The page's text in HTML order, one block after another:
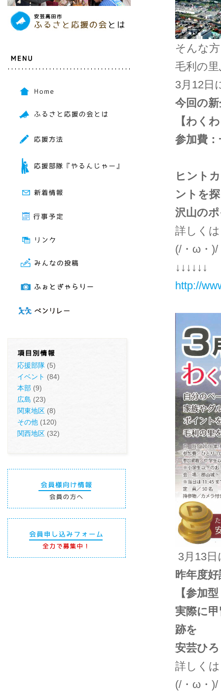
応援部隊 (5)
イベント (84)
本部 (9)
広島 (23)
関東地区 (8)
その他 (120)
関西地区 (32)
そんな
毛利の
3月12日
今回の
【わく
参加費
ヒント
ントを
沢山の
詳しく
(/・ω・)/
↓↓↓↓↓↓
http://
3月13
昨年度
【参加
実際に
跡を
安芸ひ
詳しく
(/・ω・)/